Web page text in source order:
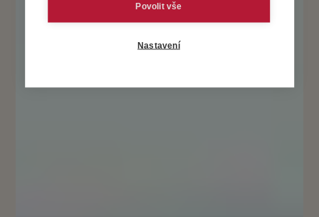
Povolit vše
Nastavení